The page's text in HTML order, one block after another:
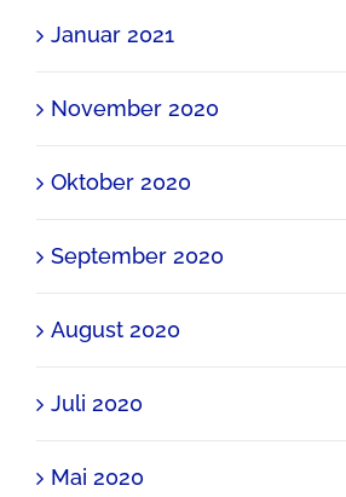
Januar 2021
November 2020
Oktober 2020
September 2020
August 2020
Juli 2020
Mai 2020